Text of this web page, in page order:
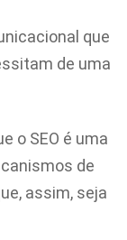
que
de uma
o SEO é uma
de
assim, seja